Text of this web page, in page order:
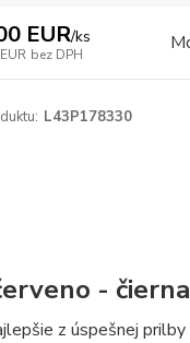
EUR/ks
bez DPH
L43P178330
- čierna
z úspešnej